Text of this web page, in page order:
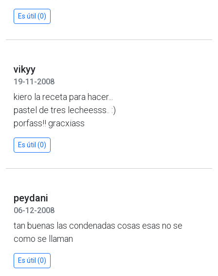
Es útil (0)
vikyy
19-11-2008
kiero la receta para hacer...
pastel de tres lecheesss.. :)
porfass!! gracxiass
Es útil (0)
peydani
06-12-2008
tan buenas las condenadas cosas esas no se
como se llaman
Es útil (0)